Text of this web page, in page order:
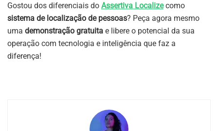
Gostou dos diferenciais do Assertiva Localizecomo
sistema de localização de pessoas? Peça agora mesmo
uma demonstração gratuita e libere o potencial da sua
operação com tecnologia e inteligência que faz a
diferença!